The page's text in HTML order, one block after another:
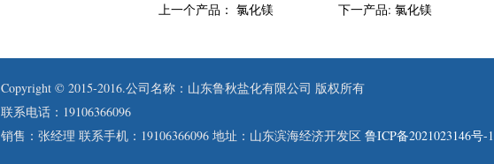
上一个产品： 氯化镁 下一产品: 氯化镁
Copyright © 2015-2016.公司名称：山东鲁秋盐化有限公司 版权所有
联系电话：19106366096
销售：张经理 联系手机：19106366096 地址：山东滨海经济开发区 鲁ICP备2021023146号-1